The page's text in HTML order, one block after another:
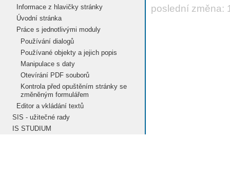
Informace z hlavičky stránky
Úvodní stránka
Práce s jednotlivými moduly
Používání dialogů
Používané objekty a jejich popis
Manipulace s daty
Otevírání PDF souborů
Kontrola před opuštěním stránky se
změněným formulářem
Editor a vkládání textů
SIS - užitečné rady
IS STUDIUM
poslední změna: